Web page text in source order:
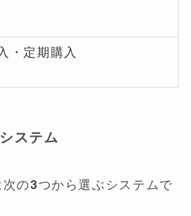
・定期購入
ステム
の3つから選ぶシステムで